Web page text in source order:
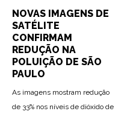
NOVAS IMAGENS DE
SATÉLITE
CONFIRMAM
REDUÇÃO NA
POLUIÇÃO DE SÃO
PAULO
As imagens mostram redução
de 33% nos níveis de dióxido de